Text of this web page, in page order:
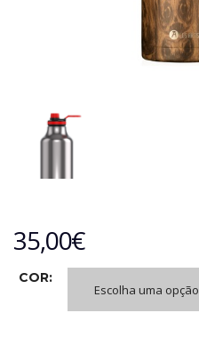
35,00€
COR:
Escolha uma opção